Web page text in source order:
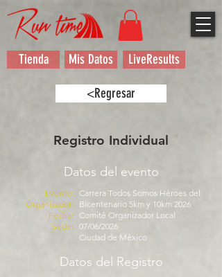
Tienda Mis Datos LiveResults
<Regresar
Registro Individual
Datos del evento
Evento:
Organizador:
Fecha:
Sede:
Carrera Todos Somos Héroes del
Bicentenario 5km y 10km 2026
Comité Organizador Local
07/06/2026
Ciudad de México
Datos del Registro